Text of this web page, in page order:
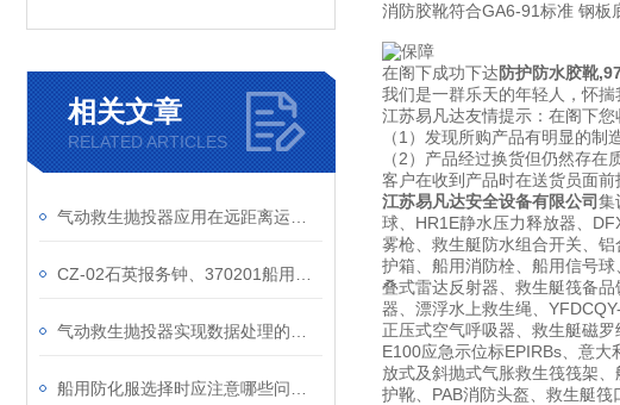
相关文章
RELATED ARTICLES
消防胶靴符合GA6-91标准 钢板
在阁下成功下达防护防水胶靴
我们是一群乐天的年轻人，怀揣
江苏易凡达友情提示：在阁下您
（1）发现所购产品有明显的制
（2）产品经过换货但仍然存在
客户在收到产品时在送货员面
江苏易凡达安全设备有限公司集
球、HR1E静水压力释放器、
雾枪、救生艇防水组合开关、
护箱、船用消防栓、船用信号
叠式雷达反射器、救生艇筏备
器、漂浮水上救生绳、
正压式空气呼吸器、救生艇磁
E100应急示位标EPIRBs、意
放式及斜抛式气胀救生筏筏架
护靴、PAB消防头盔、救生艇